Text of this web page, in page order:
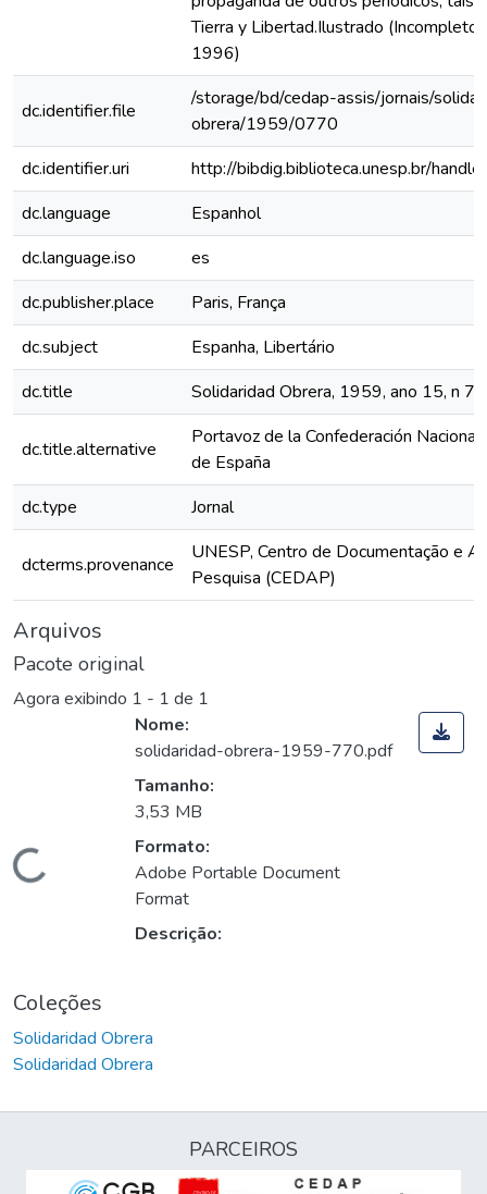
Tierra y Libertad.Ilustrado
1996)
dc.identifier.file
/storage/bd/cedap-assis/jornais/
obrera/1959/0770
dc.identifier.uri
http://bibdig.biblioteca.unesp.br/
dc.language
Espanhol
dc.language.iso
es
dc.publisher.place
Paris, França
dc.subject
Espanha, Libertário
dc.title
Solidaridad Obrera, 1959, ano 15, n
dc.title.alternative
Portavoz de la Confederación Nacional
de España
dc.type
Jornal
dcterms.provenance
UNESP, Centro de Documentação e
Pesquisa (CEDAP)
Arquivos
Pacote original
Agora exibindo 1 - 1 de 1
Carregando...
Nome:
solidaridad-obrera-1959-770.pdf
Tamanho:
3,53 MB
Formato:
Adobe Portable Document
Format
Descrição:
Coleções
Solidaridad Obrera
Solidaridad Obrera
PARCEIROS